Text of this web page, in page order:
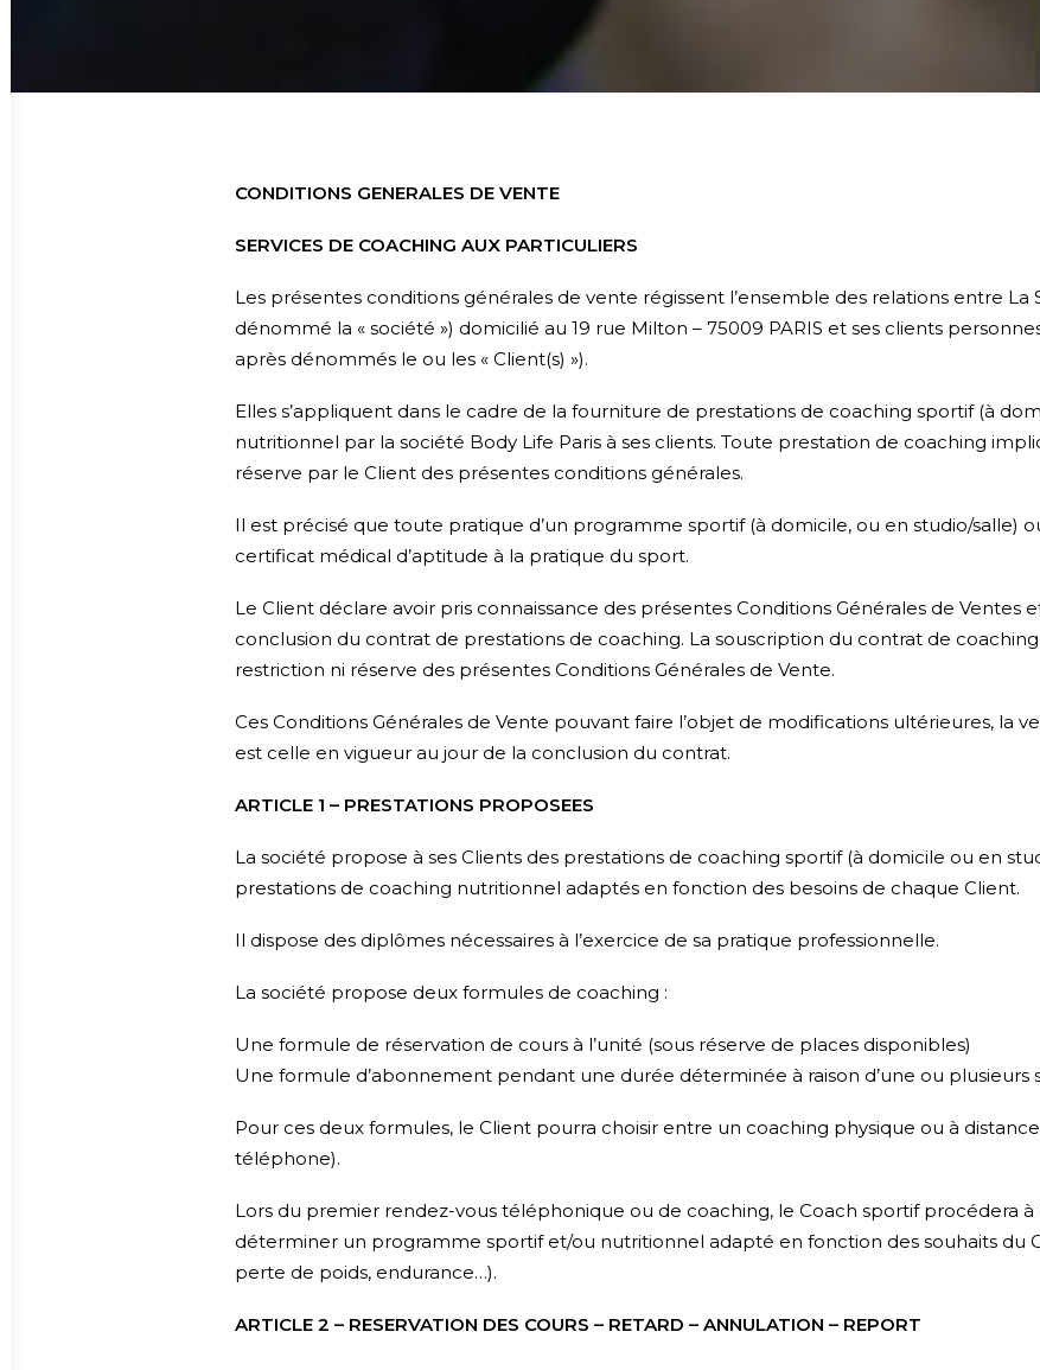
CONDITIONS GENERALES DE VENTE
SERVICES DE COACHING AUX PARTICULIERS
Les présentes conditions générales de vente régissent l’ensemble des relations entre La
dénommé la « société ») domicilié au 19 rue Milton – 75009 PARIS et ses clients
après dénommés le ou les « Client(s) »).
Elles s’appliquent dans le cadre de la fourniture de prestations de coaching sportif (à
nutritionnel par la société Body Life Paris à ses clients. Toute prestation de coaching
réserve par le Client des présentes conditions générales.
Il est précisé que toute pratique d’un programme sportif (à domicile, ou en studio/salle)
certificat médical d’aptitude à la pratique du sport.
Le Client déclare avoir pris connaissance des présentes Conditions Générales de Ventes
conclusion du contrat de prestations de coaching. La souscription du contrat de
restriction ni réserve des présentes Conditions Générales de Vente.
Ces Conditions Générales de Vente pouvant faire l’objet de modifications ultérieures, la
est celle en vigueur au jour de la conclusion du contrat.
ARTICLE 1 – PRESTATIONS PROPOSEES
La société propose à ses Clients des prestations de coaching sportif (à domicile ou en
prestations de coaching nutritionnel adaptés en fonction des besoins de chaque Client.
Il dispose des diplômes nécessaires à l’exercice de sa pratique professionnelle.
La société propose deux formules de coaching :
Une formule de réservation de cours à l’unité (sous réserve de places disponibles)
Une formule d’abonnement pendant une durée déterminée à raison d’une ou plusieurs
Pour ces deux formules, le Client pourra choisir entre un coaching physique ou à
téléphone).
Lors du premier rendez-vous téléphonique ou de coaching, le Coach sportif procédera
déterminer un programme sportif et/ou nutritionnel adapté en fonction des souhaits du
perte de poids, endurance…).
ARTICLE 2 – RESERVATION DES COURS – RETARD – ANNULATION – REPORT